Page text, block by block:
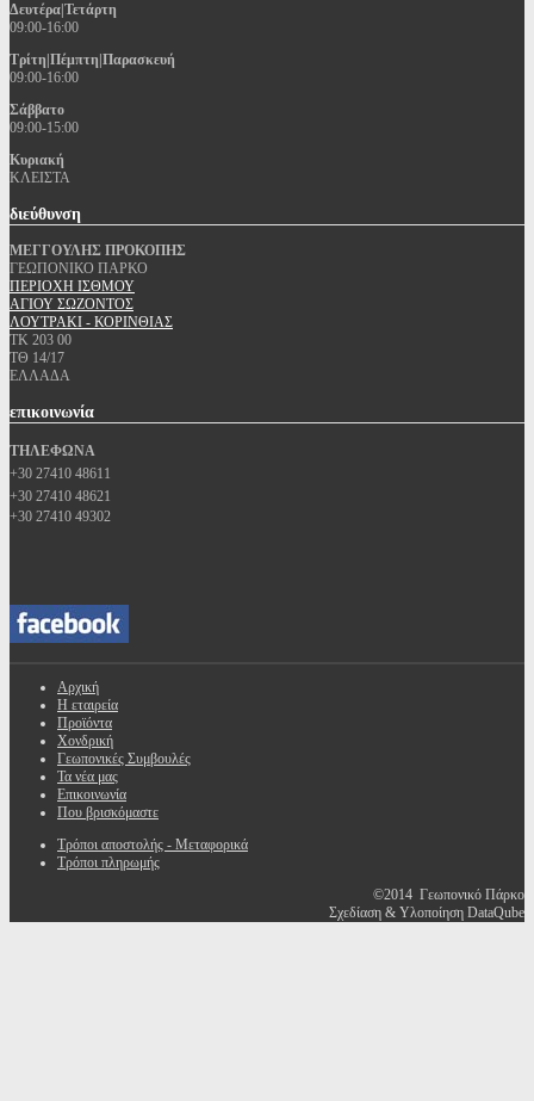
Δευτέρα|Τετάρτη
09:00-16:00
Τρίτη|Πέμπτη|Παρασκευή
09:00-16:00
Σάββατο
09:00-15:00
Κυριακή
ΚΛΕΙΣΤΑ
διεύθυνση
ΜΕΓΓΟΥΛΗΣ ΠΡΟΚΟΠΗΣ
ΓΕΩΠΟΝΙΚΟ ΠΑΡΚΟ
ΠΕΡΙΟΧΗ ΙΣΘΜΟΥ
ΑΓΙΟΥ ΣΩΖΟΝΤΟΣ
ΛΟΥΤΡΑΚΙ - ΚΟΡΙΝΘΙΑΣ
ΤΚ 203 00
ΤΘ 14/17
ΕΛΛΑΔΑ
επικοινωνία
ΤΗΛΕΦΩΝΑ
+30 27410 48611
+30 27410 48621
+30 27410 49302
Αρχική
Η εταιρεία
Προϊόντα
Χονδρική
Γεωπονικές Συμβουλές
Τα νέα μας
Επικοινωνία
Που βρισκόμαστε
Τρόποι αποστολής - Μεταφορικά
Τρόποι πληρωμής
©2014 Γεωπονικό Πάρκο
Σχεδίαση & Υλοποίηση DataQube